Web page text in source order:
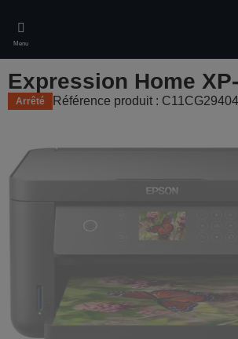
main
content
Menu
Expression Home
Arrêté Référence produit : C11CG29404